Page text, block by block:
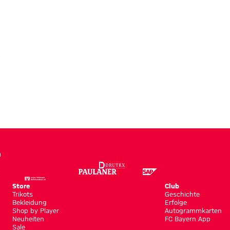
Store
Trikots
Bekleidung
Shop by Player
Neuheiten
Sale
Club
Geschichte
Erfolge
Autogrammkarten
FC Bayern App